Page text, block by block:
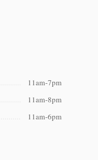
11am-7pm
11am-8pm
11am-6pm